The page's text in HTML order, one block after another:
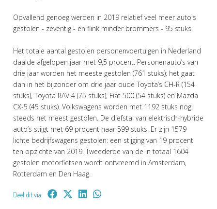
Opvallend genoeg werden in 2019 relatief veel meer auto's
gestolen - zeventig - en flink minder brommers - 95 stuks.
Het totale aantal gestolen personenvoertuigen in Nederland
daalde afgelopen jaar met 9,5 procent. Personenauto’s van
drie jaar worden het meeste gestolen (761 stuks); het gaat
dan in het bijzonder om drie jaar oude Toyota’s CH-R (154
stuks), Toyota RAV 4 (75 stuks), Fiat 500 (54 stuks) en Mazda
CX-5 (45 stuks). Volkswagens worden met 1192 stuks nog
steeds het meest gestolen. De diefstal van elektrisch-hybride
auto’s stijgt met 69 procent naar 599 stuks. Er zijn 1579
lichte bedrijfswagens gestolen: een stijging van 19 procent
ten opzichte van 2019. Tweederde van de in totaal 1604
gestolen motorfietsen wordt ontvreemd in Amsterdam,
Rotterdam en Den Haag.
Deel dit via: